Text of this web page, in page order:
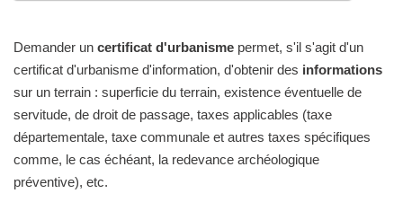
Demander un certificat d'urbanisme permet, s'il s'agit d'un
certificat d'urbanisme d'information, d'obtenir des informations
sur un terrain : superficie du terrain, existence éventuelle de
servitude, de droit de passage, taxes applicables (taxe
départementale, taxe communale et autres taxes spécifiques
comme, le cas échéant, la redevance archéologique
préventive), etc.